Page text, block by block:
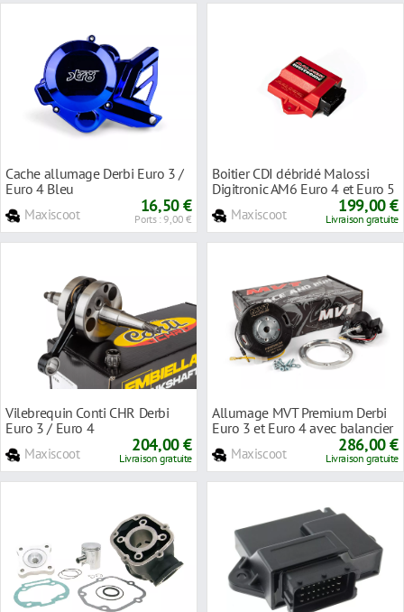
Cache allumage Derbi Euro 3 /
Euro 4 Bleu
Maxiscoot 16,50 €
Ports : 9,00 €
Boitier CDI débridé Malossi
Digitronic AM6 Euro 4 et Euro 5
Maxiscoot 199,00 €
Livraison gratuite
Vilebrequin Conti CHR Derbi
Euro 3 / Euro 4
Maxiscoot 204,00 €
Livraison gratuite
Allumage MVT Premium Derbi
Euro 3 et Euro 4 avec balancier
Maxiscoot 286,00 €
Livraison gratuite